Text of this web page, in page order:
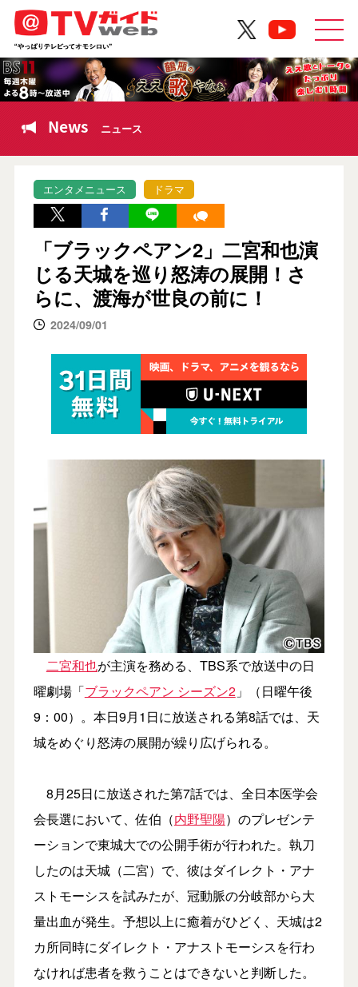
News ニュース
エンタメニュース ドラマ
「ブラックペアン2」二宮和也演
じる天城を巡り怒涛の展開！さ
らに、渡海が世良の前に！
2024/09/01
二宮和也が主演を務める、TBS系で放送中の日
曜劇場「ブラックペアン シーズン2」（日曜午後
9：00）。本日9月1日に放送される第8話では、天
城をめぐり怒涛の展開が繰り広げられる。
8月25日に放送された第7話では、全日本医学会
会長選において、佐伯（内野聖陽）のプレゼンテ
ーションで東城大での公開手術が行われた。執刀
したのは天城（二宮）で、彼はダイレクト・アナ
ストモーシスを試みたが、冠動脈の分岐部から大
量出血が発生。予想以上に癒着がひどく、天城は2
カ所同時にダイレクト・アナストモーシスを行わ
なければ患者を救うことはできないと判断した。